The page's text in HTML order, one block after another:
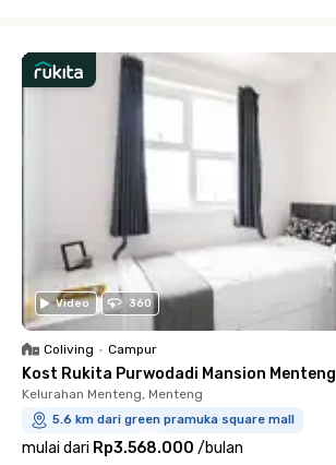
Video 360
Coliving • Campur
Kost Rukita Purwodadi Mansion Menteng
Kelurahan Menteng, Menteng
5.6 km dari green pramuka square mall
mulai dari Rp3.568.000 /bulan